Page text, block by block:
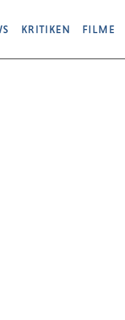
KRITIKEN FILME